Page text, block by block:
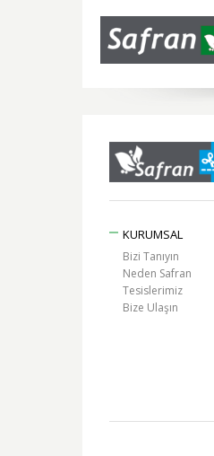
KURUMSAL
Bizi Tanıyın
Neden Safran
Tesislerimiz
Bize Ulaşın